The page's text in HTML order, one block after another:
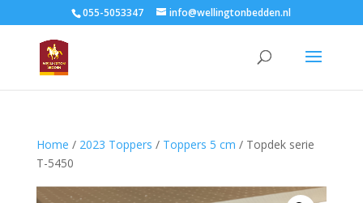
055-5053347 info@wellingtonbedden.nl
Home / 2023 Toppers / Toppers 5 cm / Topdek serie
T-5450